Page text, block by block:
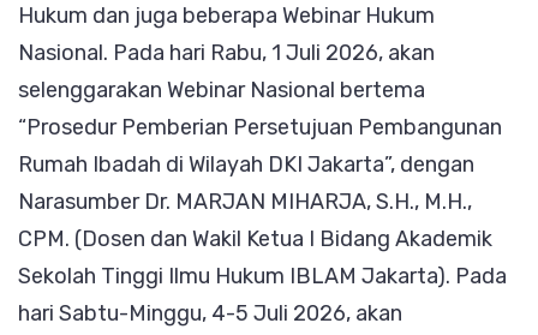
Hukum dan juga beberapa Webinar Hukum
Nasional. Pada hari Rabu, 1 Juli 2026, akan
selenggarakan Webinar Nasional bertema
“Prosedur Pemberian Persetujuan Pembangunan
Rumah Ibadah di Wilayah DKI Jakarta”, dengan
Narasumber Dr. MARJAN MIHARJA, S.H., M.H.,
CPM. (Dosen dan Wakil Ketua I Bidang Akademik
Sekolah Tinggi Ilmu Hukum IBLAM Jakarta). Pada
hari Sabtu-Minggu, 4-5 Juli 2026, akan